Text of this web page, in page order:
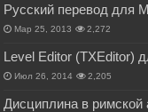
Русский перевод для
Мар 25, 2013 2,272
Level Editor (TXEditor)
Июл 26, 2014 2,205
Дисциплина в римской